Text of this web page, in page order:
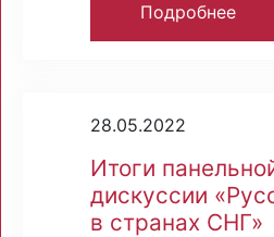
Подробнее
28.05.2022
Итоги
дискуссии
в странах СНГ»